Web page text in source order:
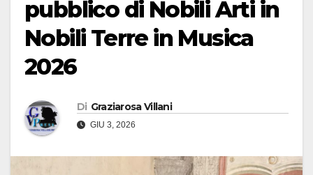
pubblico di Nobili Arti in
Nobili Terre in Musica
2026
Di Graziarosa Villani
GIU 3, 2026